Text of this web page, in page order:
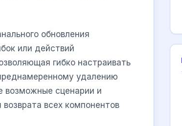
обновления
или действий
гибко настраивать
удалению
возможные сценарии и
всех компонентов